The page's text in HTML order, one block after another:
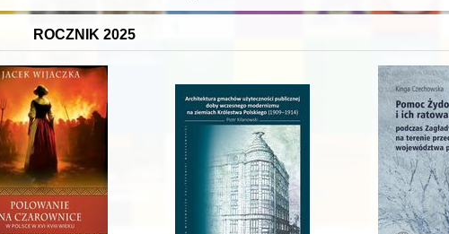
ROCZNIK 2025